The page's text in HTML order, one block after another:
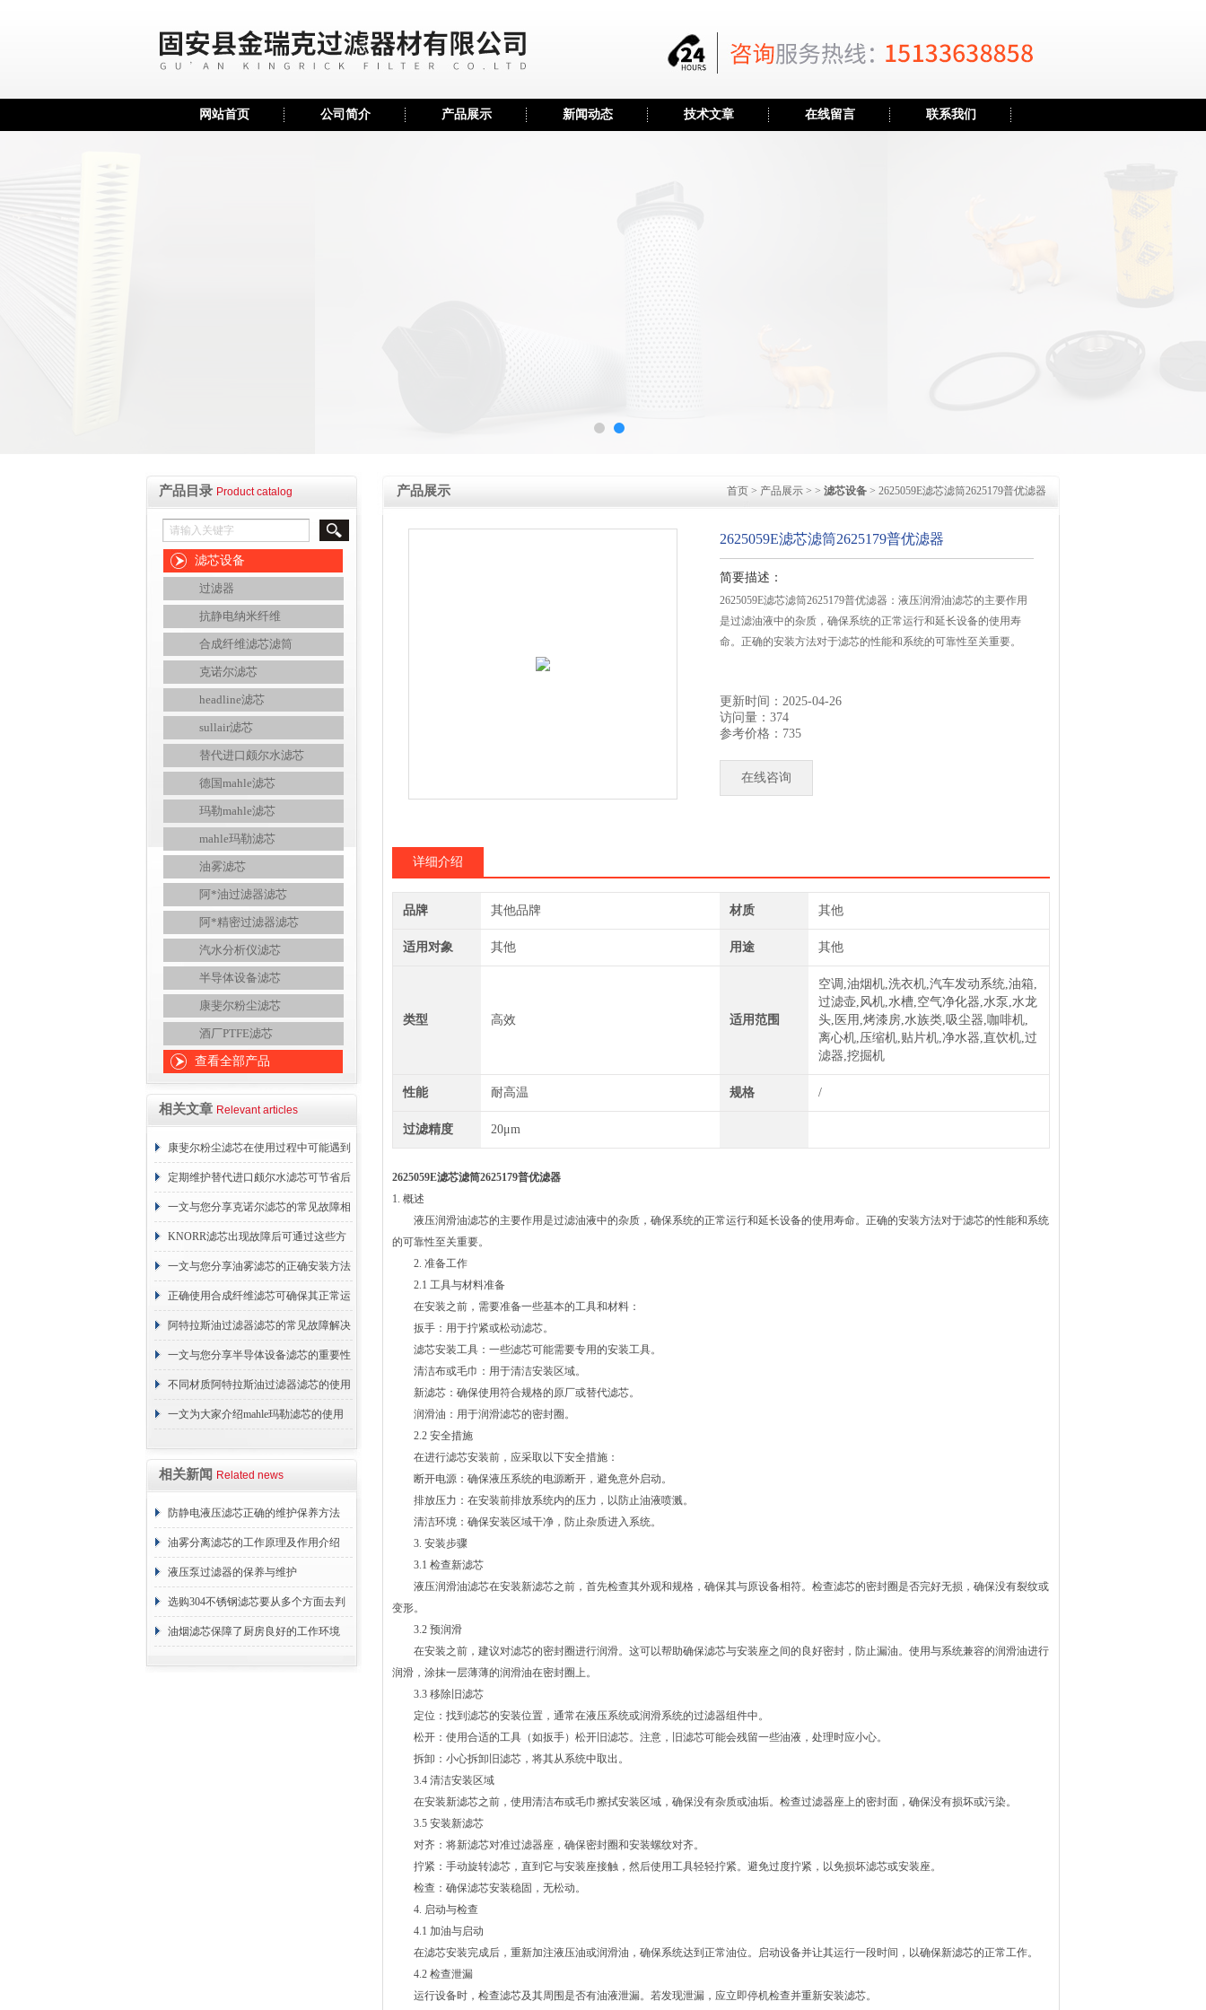
网站首页 公司简介 产品展示 新闻动态 技术文章 在线留言 联系我们
产品目录 Product catalog
滤芯设备
过滤器
抗静电纳米纤维
合成纤维滤芯滤筒
克诺尔滤芯
headline滤芯
sullair滤芯
替代进口颇尔水滤芯
德国mahle滤芯
玛勒mahle滤芯
mahle玛勒滤芯
油雾滤芯
阿*油过滤器滤芯
阿*精密过滤器滤芯
汽水分析仪滤芯
半导体设备滤芯
康斐尔粉尘滤芯
酒厂PTFE滤芯
查看全部产品
相关文章 Relevant articles
康斐尔粉尘滤芯在使用过程中可能遇到
的故障相应解决方法分享
定期维护替代进口颇尔水滤芯可节省后
续更换成本
一文与您分享克诺尔滤芯的常见故障相
应解决方法
KNORR滤芯出现故障后可通过这些方
法解决
一文与您分享油雾滤芯的正确安装方法
正确使用合成纤维滤芯可确保其正常运
行
阿特拉斯油过滤器滤芯的常见故障解决
方法介绍
一文与您分享半导体设备滤芯的重要性
不同材质阿特拉斯油过滤器滤芯的使用
周期区别介绍
一文为大家介绍mahle玛勒滤芯的使用
相关新闻 Related news
防静电液压滤芯正确的维护保养方法
油雾分离滤芯的工作原理及作用介绍
液压泵过滤器的保养与维护
选购304不锈钢滤芯要从多个方面去判
断
油烟滤芯保障了厨房良好的工作环境
产品展示 首页 > 产品展示 > > 滤芯设备 > 2625059E滤芯滤筒2625179普优滤器
2625059E滤芯滤筒2625179普优滤器
简要描述：
2625059E滤芯滤筒2625179普优滤器：液压润滑油滤芯的主要作用
是过滤油液中的杂质，确保系统的正常运行和延长设备的使用寿
命。正确的安装方法对于滤芯的性能和系统的可靠性至关重要。
更新时间：2025-04-26
访问量：374
参考价格：735
在线咨询
详细介绍
品牌 其他品牌 材质 其他
适用对象 其他 用途 其他
类型 高效 适用范围
空调,油烟机,洗衣机,汽车发动系统,油箱,
过滤壶,风机,水槽,空气净化器,水泵,水龙
头,医用,烤漆房,水族类,吸尘器,咖啡机,
离心机,压缩机,贴片机,净水器,直饮机,过
滤器,挖掘机
性能 耐高温 规格 /
过滤精度 20μm
2625059E滤芯滤筒2625179普优滤器
1. 概述
液压润滑油滤芯的主要作用是过滤油液中的杂质，确保系统的正常运行和延长设备的使用寿命。正确的安装方法对于滤芯的性能和系统
的可靠性至关重要。
2. 准备工作
2.1 工具与材料准备
在安装之前，需要准备一些基本的工具和材料：
扳手：用于拧紧或松动滤芯。
滤芯安装工具：一些滤芯可能需要专用的安装工具。
清洁布或毛巾：用于清洁安装区域。
新滤芯：确保使用符合规格的原厂或替代滤芯。
润滑油：用于润滑滤芯的密封圈。
2.2 安全措施
在进行滤芯安装前，应采取以下安全措施：
断开电源：确保液压系统的电源断开，避免意外启动。
排放压力：在安装前排放系统内的压力，以防止油液喷溅。
清洁环境：确保安装区域干净，防止杂质进入系统。
3. 安装步骤
3.1 检查新滤芯
液压润滑油滤芯在安装新滤芯之前，首先检查其外观和规格，确保其与原设备相符。检查滤芯的密封圈是否完好无损，确保没有裂纹或
变形。
3.2 预润滑
在安装之前，建议对滤芯的密封圈进行润滑。这可以帮助确保滤芯与安装座之间的良好密封，防止漏油。使用与系统兼容的润滑油进行
润滑，涂抹一层薄薄的润滑油在密封圈上。
3.3 移除旧滤芯
定位：找到滤芯的安装位置，通常在液压系统或润滑系统的过滤器组件中。
松开：使用合适的工具（如扳手）松开旧滤芯。注意，旧滤芯可能会残留一些油液，处理时应小心。
拆卸：小心拆卸旧滤芯，将其从系统中取出。
3.4 清洁安装区域
在安装新滤芯之前，使用清洁布或毛巾擦拭安装区域，确保没有杂质或油垢。检查过滤器座上的密封面，确保没有损坏或污染。
3.5 安装新滤芯
对齐：将新滤芯对准过滤器座，确保密封圈和安装螺纹对齐。
拧紧：手动旋转滤芯，直到它与安装座接触，然后使用工具轻轻拧紧。避免过度拧紧，以免损坏滤芯或安装座。
检查：确保滤芯安装稳固，无松动。
4. 启动与检查
4.1 加油与启动
在滤芯安装完成后，重新加注液压油或润滑油，确保系统达到正常油位。启动设备并让其运行一段时间，以确保新滤芯的正常工作。
4.2 检查泄漏
运行设备时，检查滤芯及其周围是否有油液泄漏。若发现泄漏，应立即停机检查并重新安装滤芯。